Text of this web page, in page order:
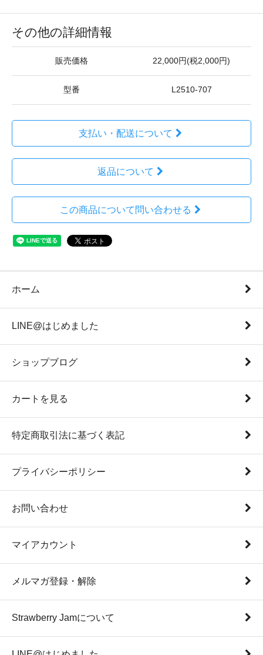
その他の詳細情報
販売価格 22,000円(税2,000円)
型番 L2510-707
支払い・配送について
返品について
この商品について問い合わせる
ホーム
LINE@はじめました
ショップブログ
カートを見る
特定商取引法に基づく表記
プライバシーポリシー
お問い合わせ
マイアカウント
メルマガ登録・解除
Strawberry Jamについて